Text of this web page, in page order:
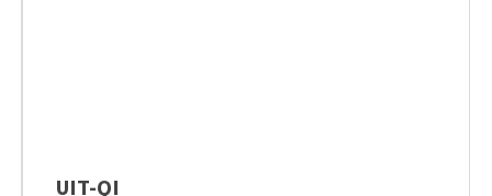
UIT-QI